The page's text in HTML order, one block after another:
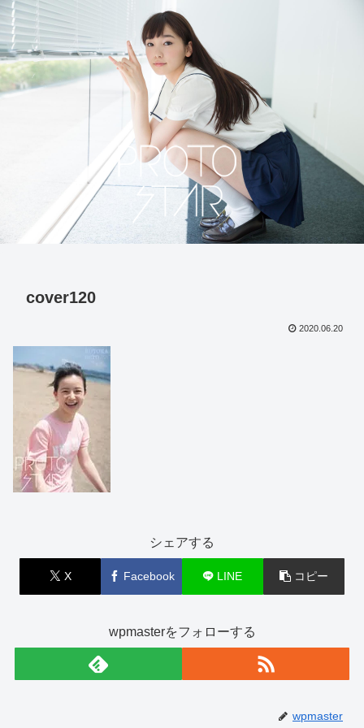
cover120
2020.06.20
シェアする
X Facebook LINE コピー
wpmasterをフォローする
wpmaster